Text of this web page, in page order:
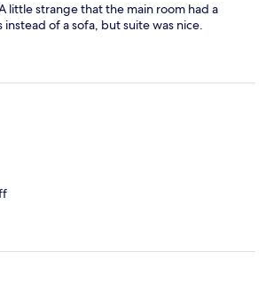
little strange that the main room had a
of a sofa, but suite was nice.